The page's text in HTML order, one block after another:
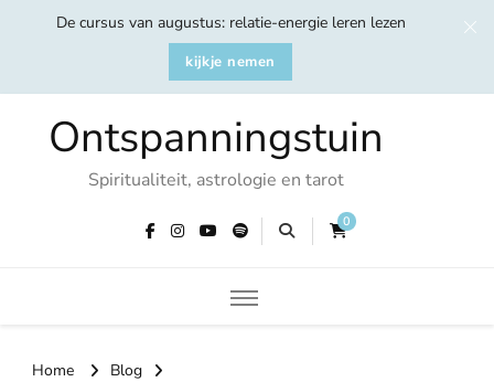
De cursus van augustus: relatie-energie leren lezen
kijkje nemen
Ontspanningstuin
Spiritualiteit, astrologie en tarot
0
Home
Blog